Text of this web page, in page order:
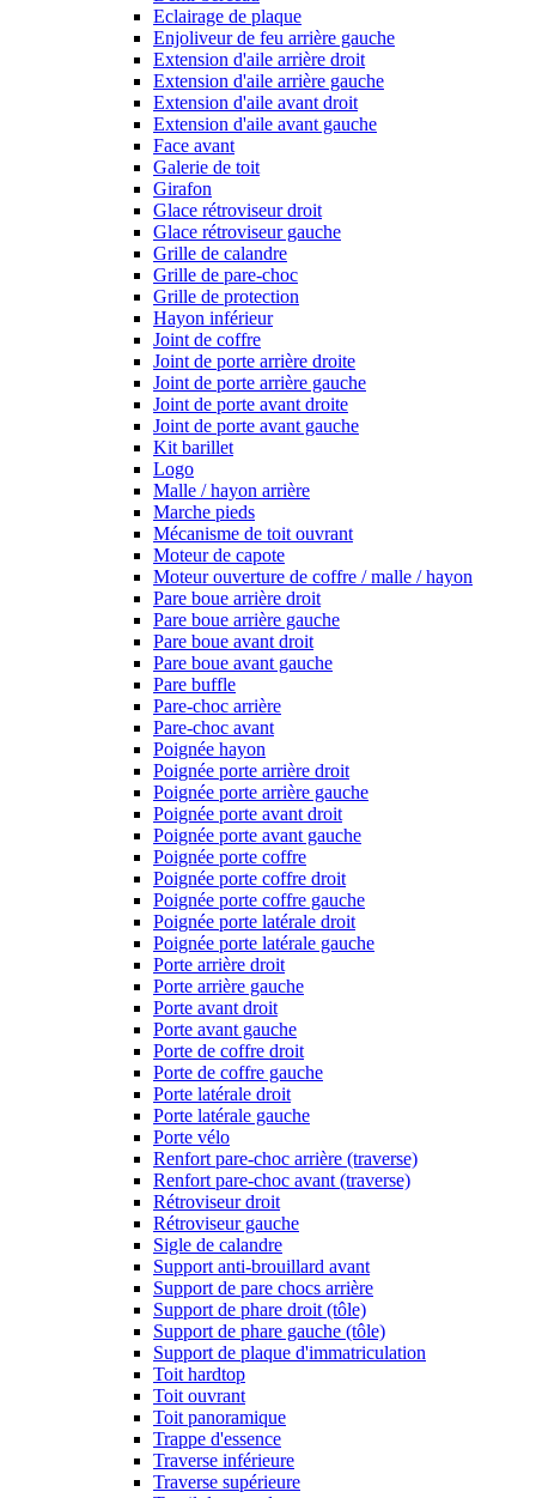
Eclairage de plaque
Enjoliveur de feu arrière gauche
Extension d'aile arrière droit
Extension d'aile arrière gauche
Extension d'aile avant droit
Extension d'aile avant gauche
Face avant
Galerie de toit
Girafon
Glace rétroviseur droit
Glace rétroviseur gauche
Grille de calandre
Grille de pare-choc
Grille de protection
Hayon inférieur
Joint de coffre
Joint de porte arrière droite
Joint de porte arrière gauche
Joint de porte avant droite
Joint de porte avant gauche
Kit barillet
Logo
Malle / hayon arrière
Marche pieds
Mécanisme de toit ouvrant
Moteur de capote
Moteur ouverture de coffre / malle / hayon
Pare boue arrière droit
Pare boue arrière gauche
Pare boue avant droit
Pare boue avant gauche
Pare buffle
Pare-choc arrière
Pare-choc avant
Poignée hayon
Poignée porte arrière droit
Poignée porte arrière gauche
Poignée porte avant droit
Poignée porte avant gauche
Poignée porte coffre
Poignée porte coffre droit
Poignée porte coffre gauche
Poignée porte latérale droit
Poignée porte latérale gauche
Porte arrière droit
Porte arrière gauche
Porte avant droit
Porte avant gauche
Porte de coffre droit
Porte de coffre gauche
Porte latérale droit
Porte latérale gauche
Porte vélo
Renfort pare-choc arrière (traverse)
Renfort pare-choc avant (traverse)
Rétroviseur droit
Rétroviseur gauche
Sigle de calandre
Support anti-brouillard avant
Support de pare chocs arrière
Support de phare droit (tôle)
Support de phare gauche (tôle)
Support de plaque d'immatriculation
Toit hardtop
Toit ouvrant
Toit panoramique
Trappe d'essence
Traverse inférieure
Traverse supérieure